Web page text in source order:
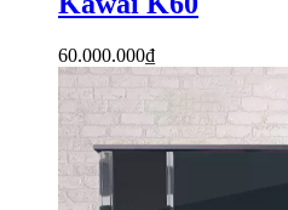
60.000.000₫